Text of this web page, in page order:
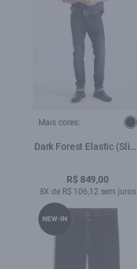
Mais cores:
Dark Forest Elastic (Slim)
e Tie Dye
R$ 849,00
8X de R$ 106,12 sem juros
NEW-IN